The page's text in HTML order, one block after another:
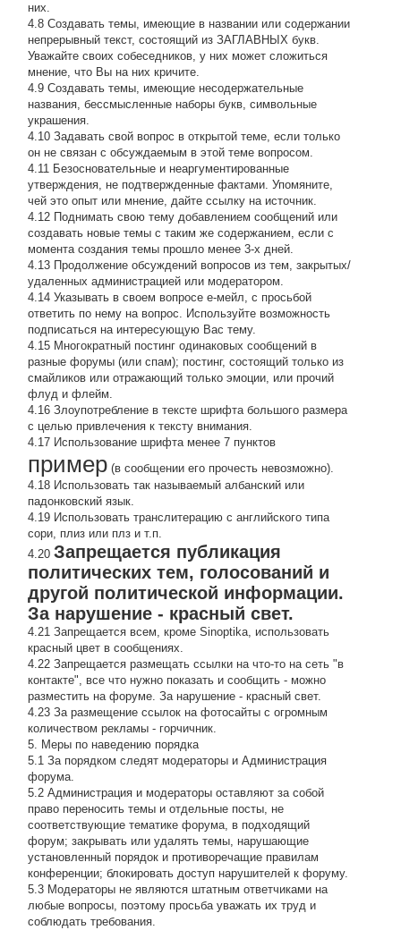
них.
4.8 Создавать темы, имеющие в названии или содержании
непрерывный текст, состоящий из ЗАГЛАВНЫХ букв.
Уважайте своих собеседников, у них может сложиться
мнение, что Вы на них кричите.
4.9 Создавать темы, имеющие несодержательные
названия, бессмысленные наборы букв, символьные
украшения.
4.10 Задавать свой вопрос в открытой теме, если только
он не связан с обсуждаемым в этой теме вопросом.
4.11 Безосновательные и неаргументированные
утверждения, не подтвержденные фактами. Упомяните,
чей это опыт или мнение, дайте ссылку на источник.
4.12 Поднимать свою тему добавлением сообщений или
создавать новые темы с таким же содержанием, если с
момента создания темы прошло менее 3-х дней.
4.13 Продолжение обсyждений вопросов из тем, закpытых/
удаленных администрацией или модератором.
4.14 Указывать в своем вопросе е-мейл, с просьбой
ответить по нему на вопрос. Используйте возможность
подписаться на интересующую Вас тему.
4.15 Многократный постинг одинаковых сообщений в
разные форумы (или спам); постинг, состоящий только из
смайликов или отражающий только эмоции, или прочий
флуд и флейм.
4.16 Злоупотребление в тексте шрифта большого размера
с целью привлечения к тексту внимания.
4.17 Использование шрифта менее 7 пунктов
пример (в сообщении его прочесть невозможно).
4.18 Использовать так называемый албанский или
падонковский язык.
4.19 Использовать транслитерацию с английского типа
сори, плиз или плз и т.п.
4.20Запрещается публикация
политических тем, голосований и
другой политической информации.
За нарушение - красный свет.
4.21 Запрещается всем, кроме Sinoptika, использовать
красный цвет в сообщениях.
4.22 Запрещается размещать ссылки на что-то на сеть "в
контакте", все что нужно показать и сообщить - можно
разместить на форуме. За нарушение - красный свет.
4.23 За размещение ссылок на фотосайты с огромным
количеством рекламы - горчичник.
5. Меры по наведению порядка
5.1 За порядком следят модераторы и Администрация
форума.
5.2 Администрация и модераторы оставляют за собой
право переносить темы и отдельные посты, не
соответствующие тематике форума, в подходящий
форум; закрывать или удалять темы, нарушающие
установленный порядок и противоречащие правилам
конференции; блокировать доступ нарушителей к форуму.
5.3 Модераторы не являются штатным ответчиками на
любые вопросы, поэтому просьба уважать их труд и
соблюдать требования.